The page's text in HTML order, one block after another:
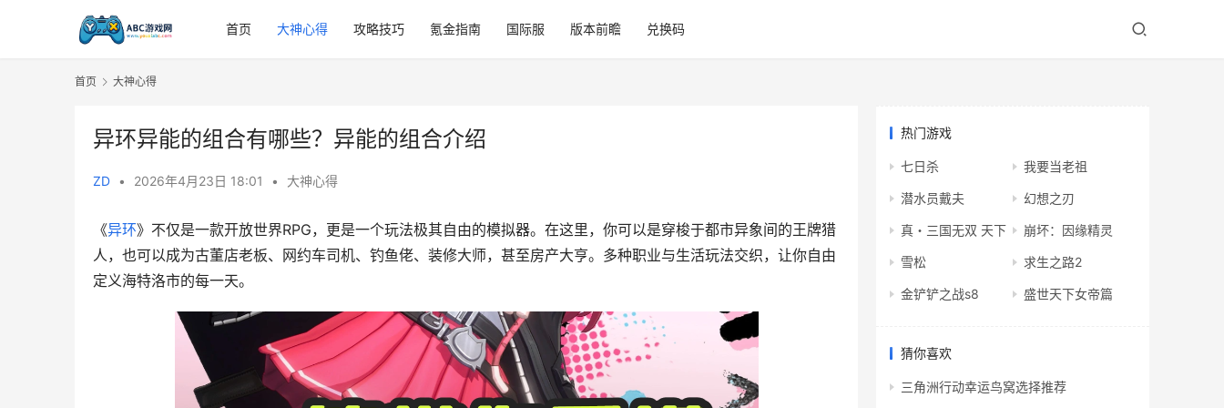
首页 大神心得 攻略技巧 氪金指南 国际服 版本前瞻 兑换码
首页 大神心得
异环异能的组合有哪些？异能的组合介绍
ZD • 2026年4月23日 18:01 • 大神心得
《异环》不仅是一款开放世界RPG，更是一个玩法极其自由的模拟器。在这里，你可以是穿梭于都市异象间的王牌猎
人，也可以成为古董店老板、网约车司机、钓鱼佬、装修大师，甚至房产大亨。多种职业与生活玩法交织，让你自由
定义海特洛市的每一天。
热门游戏
七日杀 我要当老祖
潜水员戴夫 幻想之刃
真・三国无双 天下 崩坏：因缘精灵
雪松 求生之路2
金铲铲之战s8 盛世天下女帝篇
猜你喜欢
三角洲行动幸运鸟窝选择推荐